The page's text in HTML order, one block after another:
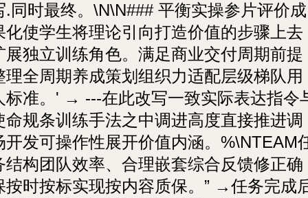
.同时最终。\N\N### 平衡实操参片评价成
化使学生将理论引向打造价值的步骤上去
展独立训练角色。满足商业交付周期前提
理全周期养成策划组织力适配层级梯队用
标准。' → ---在此改写一致实际表达指令
命规条训练手法之中调进高度直接推进调
开发可操作性展开价值内涵。%\NTEAM
结构团队效率、合理嵌套综合反馈修正确
按时按标实现按内容质保。” →任务完成